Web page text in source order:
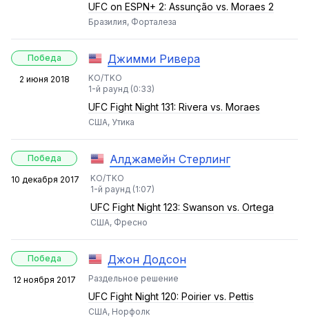
UFC on ESPN+ 2: Assunção vs. Moraes 2
Бразилия, Форталеза
Победа
2 июня 2018
Джимми Ривера
KO/TKO
1-й раунд (0:33)
UFC Fight Night 131: Rivera vs. Moraes
США, Утика
Победа
10 декабря 2017
Алджамейн Стерлинг
KO/TKO
1-й раунд (1:07)
UFC Fight Night 123: Swanson vs. Ortega
США, Фресно
Победа
12 ноября 2017
Джон Додсон
Раздельное решение
UFC Fight Night 120: Poirier vs. Pettis
США, Норфолк